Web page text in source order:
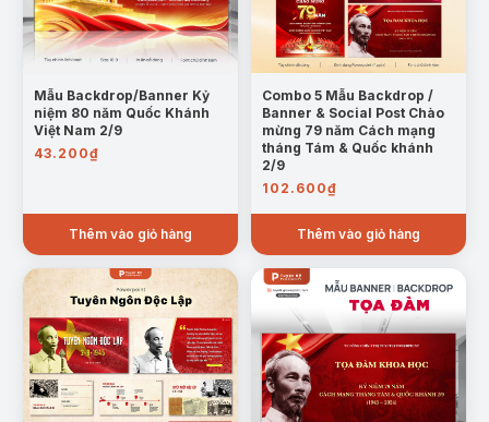
Mẫu Backdrop/Banner Kỷ
niệm 80 năm Quốc Khánh
Việt Nam 2/9
43.200₫
Thêm vào giỏ hàng
Combo 5 Mẫu Backdrop /
Banner & Social Post Chào
mừng 79 năm Cách mạng
tháng Tám & Quốc khánh
2/9
102.600₫
Thêm vào giỏ hàng